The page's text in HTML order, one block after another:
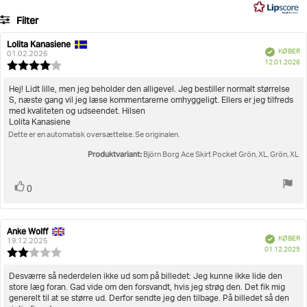
Dame Sportstøj Kjoler & Nederdele Ace Skirt Pocket
Filter
Bedømmelse
Forfatter
af
bedømmelsen:
Lolita Kanasiene
01.02.2026
ud
af
5
stjerner
Verificeret
KØBER
12.01.2026
Tekst
til
bedømmelsen:
Hej! Lidt lille, men jeg beholder den alligevel. Jeg bestiller normalt størrelse
S, næste gang vil jeg læse kommentarerne omhyggeligt. Ellers er jeg tilfreds
med kvaliteten og udseendet. Hilsen
Lolita Kanasiene
Dette er en automatisk oversættelse. Se originalen.
Produktvariant: Björn Borg Ace Skirt Pocket Grön, XL, Grön, XL
Stem
0
Forfatter
af
bedømmelsen:
Anke Wolff
19.12.2025
ud
af
5
Verificeret
KØBER
01.12.2025
Tekst
til
bedømmelsen:
Desværre så nederdelen ikke ud som på billedet: Jeg kunne ikke lide den
store læg foran. Gad vide om den forsvandt, hvis jeg strøg den. Det fik mig
generelt til at se større ud. Derfor sendte jeg den tilbage. På billedet så den